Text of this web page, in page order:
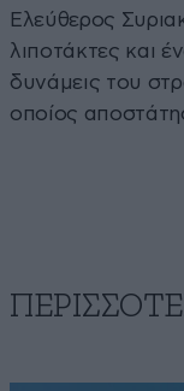
Ελεύθερος
λιποτάκτες και
δυνάμεις του
οποίος